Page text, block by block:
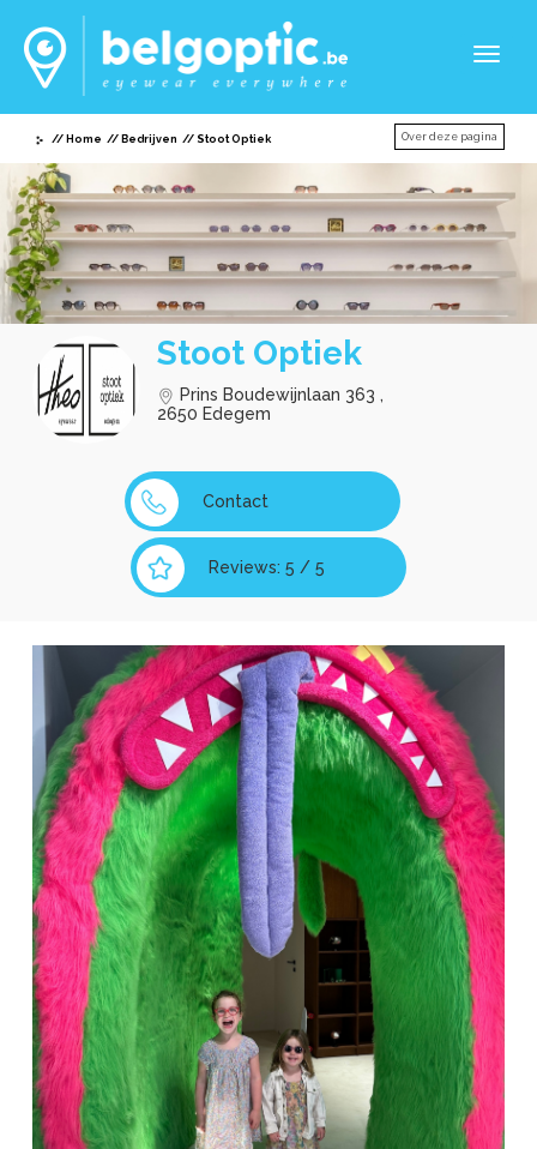
Home Bedrijven Stoot Optiek Over deze pagina
Stoot Optiek
Prins Boudewijnlaan 363 ,
2650 Edegem
Contact
Reviews: 5 / 5